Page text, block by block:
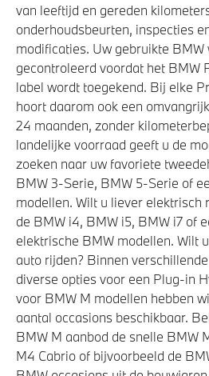
Aandrijving en onderstel
M Sport steering
Anti blokkeer systeem
M Sportonderstel
Elektronisch Sper Differentieel
Automatische 8-traps
Sportonderstel
Vergrote brandstoftank
xDrive - Vierwielaandrijving
Veiligheid
Park Distance Control (PDC)
Akoestische waarschuwing
van leeftijd en gereden
onderhoudsbeurten, inspecties
modificaties. Uw gebruikte BMW
gecontroleerd voordat het BMW
label wordt toegekend. Bij elke
hoort daarom ook een
24 maanden, zonder
landelijke voorraad geeft u de
zoeken naar uw favoriete
BMW 3-Serie, BMW 5-Serie of
modellen. Wilt u liever elektrisch
de BMW i4, BMW i5, BMW i7 of
elektrische BMW modellen. Wilt
auto rijden? Binnen
diverse opties voor een Plug-in
voor BMW M modellen hebben
aantal occasions beschikbaar.
BMW M aanbod de snelle BMW
M4 Cabrio of bijvoorbeeld de